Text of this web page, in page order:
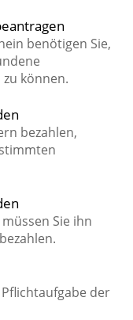
benötigen Sie,
können.
bezahlen,
Sie ihn
der